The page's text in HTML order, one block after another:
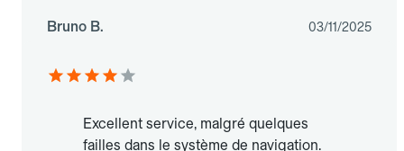
Bruno B. 03/11/2025
Excellent service, malgré quelques
failles dans le système de navigation.